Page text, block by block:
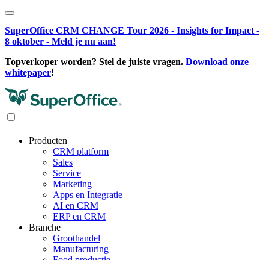
SuperOffice CRM CHANGE Tour 2026 - Insights for Impact -
8 oktober - Meld je nu aan!
Topverkoper worden? Stel de juiste vragen. Download onze
whitepaper!
Producten
CRM platform
Sales
Service
Marketing
Apps en Integratie
AI en CRM
ERP en CRM
Branche
Groothandel
Manufacturing